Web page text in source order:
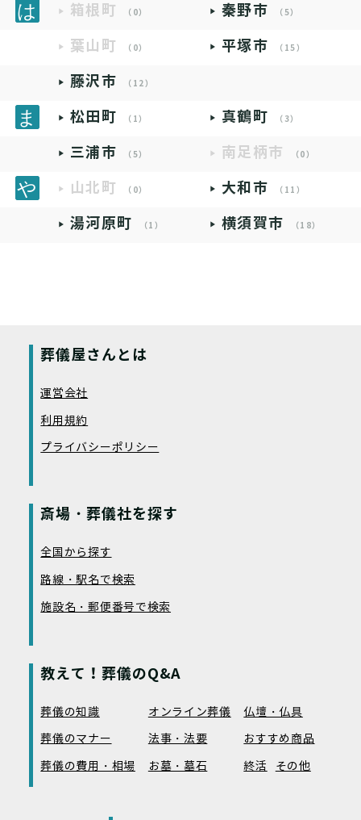
箱根町 （0） 秦野市 （5）
葉山町 （0） 平塚市 （15）
藤沢市 （12）
松田町 （1） 真鶴町 （3）
三浦市 （5） 南足柄市 （0）
山北町 （0） 大和市 （11）
湯河原町 （1） 横須賀市 （18）
葬儀屋さんとは
運営会社
利用規約
プライバシーポリシー
斎場・葬儀社を探す
全国から探す
路線・駅名で検索
施設名・郵便番号で検索
教えて！葬儀のQ&A
葬儀の知識 オンライン葬儀
仏壇・仏具
葬儀のマナー
法事・法要
おすすめ商品
葬儀の費用・相場
お墓・墓石 終活 その他